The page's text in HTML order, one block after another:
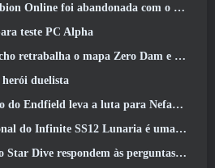
com o lançamento da atualização Radiant Wilds hoje
teste PC Alpha
mapa Zero Dam e expande a jogabilidade das operações
duelista
Endfield leva a luta para Nefarith
SS12 Lunaria é uma das “maiores adições” ao jogo
às perguntas dos jogadores em uma transmissão ao vivo surpresa